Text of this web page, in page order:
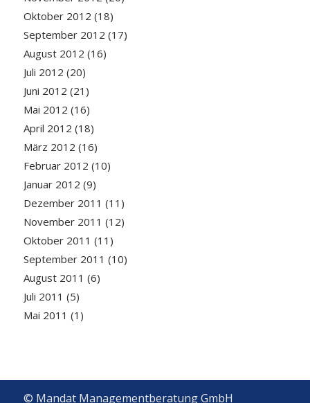
Oktober 2012 (18)
September 2012 (17)
August 2012 (16)
Juli 2012 (20)
Juni 2012 (21)
Mai 2012 (16)
April 2012 (18)
März 2012 (16)
Februar 2012 (10)
Januar 2012 (9)
Dezember 2011 (11)
November 2011 (12)
Oktober 2011 (11)
September 2011 (10)
August 2011 (6)
Juli 2011 (5)
Mai 2011 (1)
© Mandat Managementberatung GmbH